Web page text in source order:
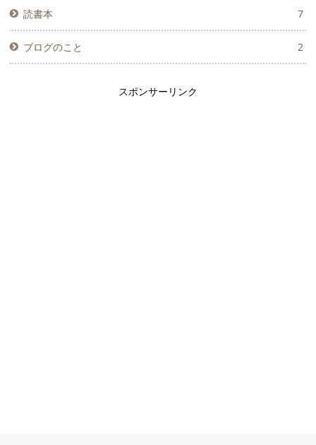
読書本 7
ブログのこと 2
スポンサーリンク